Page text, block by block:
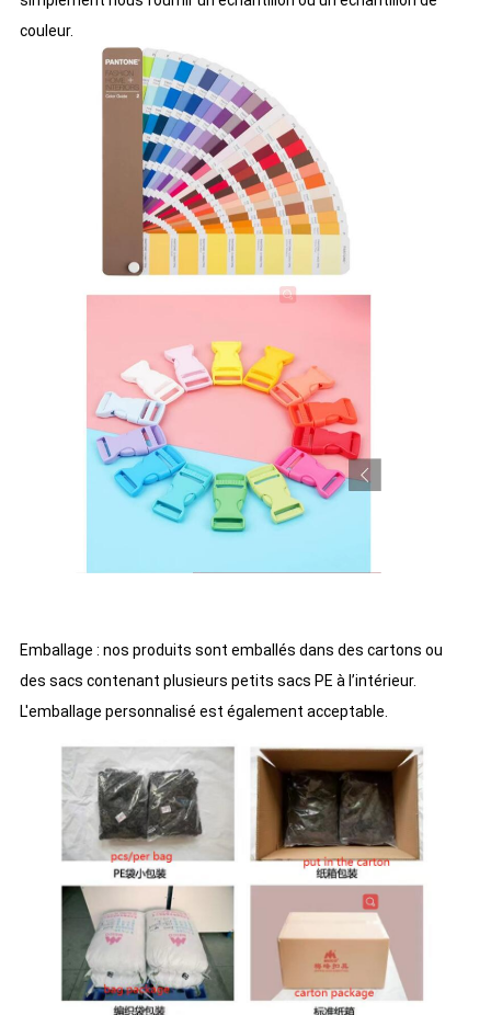
couleur.
Emballage : nos produits sont emballés dans des cartons ou
des sacs contenant plusieurs petits sacs PE à l’intérieur.
L'emballage personnalisé est également acceptable.